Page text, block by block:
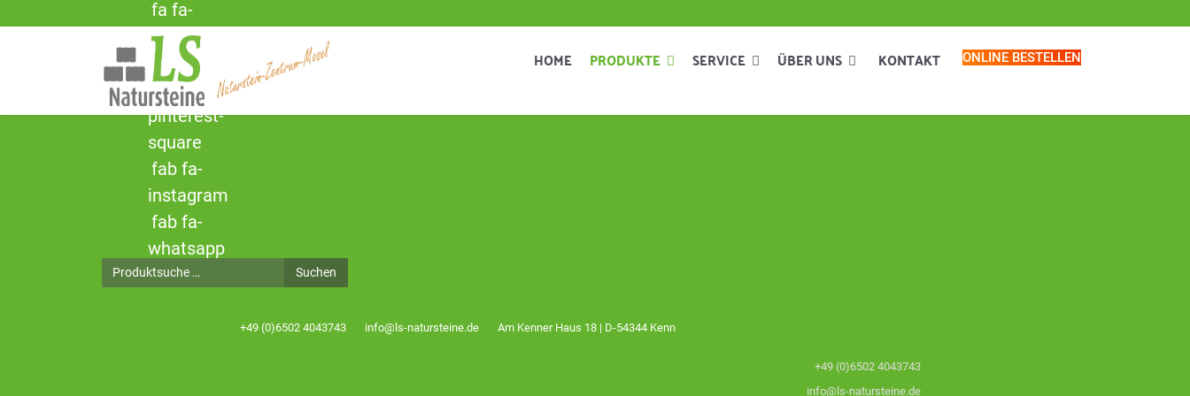
fa fa-
facebook-
square
fa fa-
pinterest-
square
fab fa-
instagram
fab fa-
whatsapp
Produktsuche Suchen
+49 (0)6502 4043743 info@ls-natursteine.de Am Kenner Haus 18 | D-54344 Kenn
+49 (0)6502 4043743
info@ls-natursteine.de
HOME PRODUKTE SERVICE ÜBER UNS KONTAKT ONLINE BESTELLEN